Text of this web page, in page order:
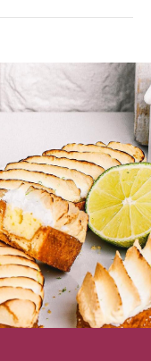
jusqu'à obtenir un
sur un glaçage, de la